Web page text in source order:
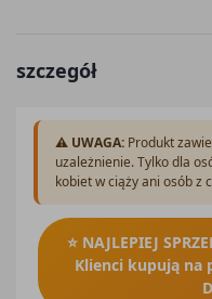
szczegół
⚠️ UWAGA: Produkt
uzależnienie. Tylko dla
kobiet w ciąży ani osób z
⭐ NAJLEPIEJ
Klienci kupują na